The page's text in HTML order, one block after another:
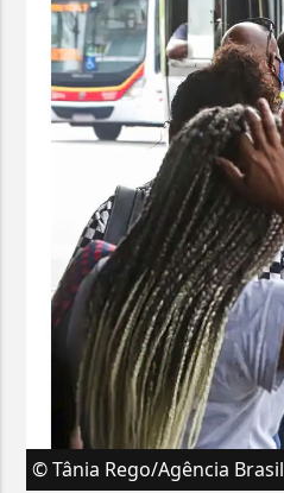
© Tânia Rego/Agência Brasil